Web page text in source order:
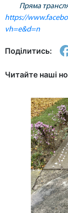
Пряма
https://
vh=e&d=n
Поділитись:
Читайте наші